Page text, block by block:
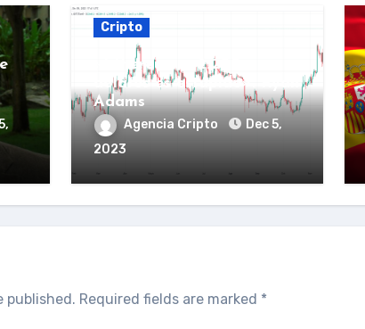
Cripto
«Ethereum a 2.200
dólares es estúpido»: Ryan
Adams
Agencia Cripto
Dec 5,
2023
published. Required fields are marked *